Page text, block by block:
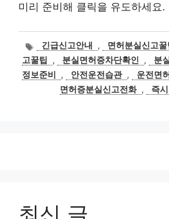
미리 준비해 클릭을 유도하세요.
태
그
긴급신고안내 , 면허분실신고꿀
고꿀팁
, 분실면허증차단확인 , 분
정보준비
, 안전운전습관 , 운전면
면허증분실신고전화 , 즉
최신 글